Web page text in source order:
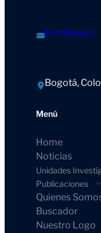
Escríbenos
Bogotá,
Menú
Home
Noticias
Unidades
Publicaciones
Quienes
Buscador
Nuestro Logo